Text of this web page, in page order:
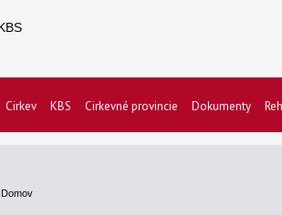
Cirkev KBS Cirkevné provincie Dokumenty
Domov